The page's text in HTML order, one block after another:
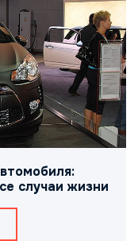
случаи жизни